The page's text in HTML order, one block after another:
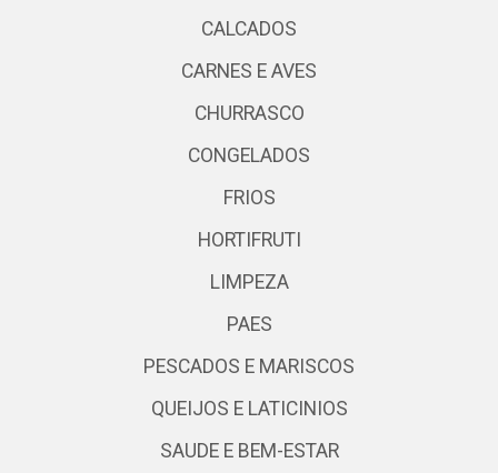
CALCADOS
CARNES E AVES
CHURRASCO
CONGELADOS
FRIOS
HORTIFRUTI
LIMPEZA
PAES
PESCADOS E MARISCOS
QUEIJOS E LATICINIOS
SAUDE E BEM-ESTAR